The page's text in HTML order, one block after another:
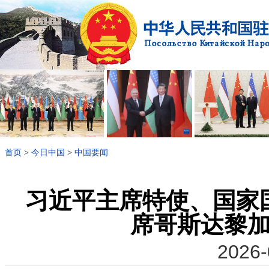
首页 > 今日中国 > 中国要闻
习近平主席特使、国
席哥斯达黎